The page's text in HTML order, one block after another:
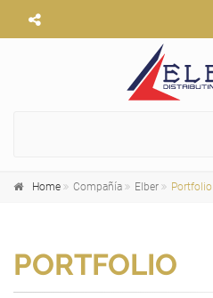
Home Compañía Elber Portfolio
PORTFOLIO